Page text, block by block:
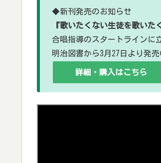
◆新刊発売のお知らせ
『歌いたくない生徒を歌い
合唱指導のスタートラインに
明治図書から3月27日より発売
詳細・購入はこちら